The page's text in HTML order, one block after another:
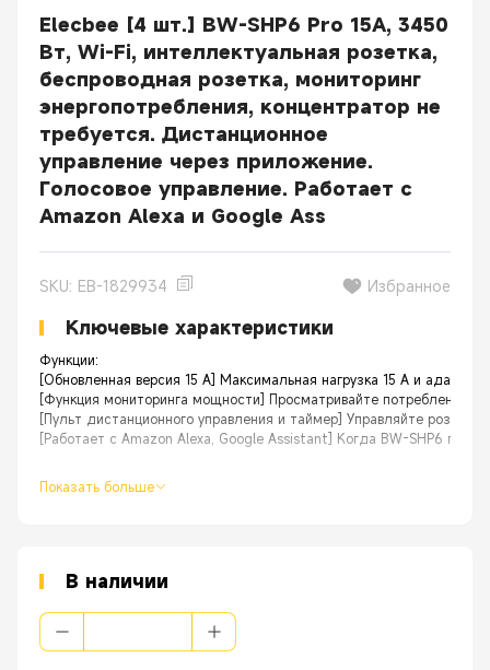
Elecbee [4 шт.] BW-SHP6 Pro 15A, 3450
Вт, Wi-Fi, интеллектуальная розетка,
беспроводная розетка, мониторинг
энергопотребления, концентратор не
требуется. Дистанционное
управление через приложение.
Голосовое управление. Работает с
Amazon Alexa и Google Ass
SKU: EB-1829934 Избранное
Ключевые характеристики
Функции:
[Обновленная версия 15 А] Максимальная нагрузка 15 А и
[Функция мониторинга мощности] Просматривайте потребление
[Пульт дистанционного управления и таймер] Управляйте
[Работает с Amazon Alexa, Google Assistant] Когда BW-SHP6
Показать больше
В наличии